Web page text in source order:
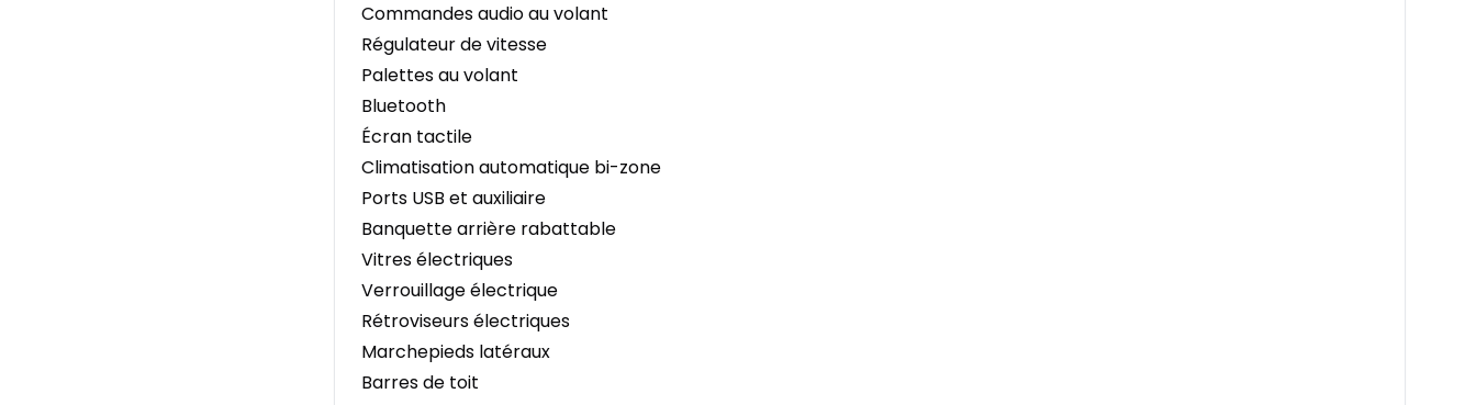
Commandes audio au volant
Régulateur de vitesse
Palettes au volant
Bluetooth
Écran tactile
Climatisation automatique bi-zone
Ports USB et auxiliaire
Banquette arrière rabattable
Vitres électriques
Verrouillage électrique
Rétroviseurs électriques
Marchepieds latéraux
Barres de toit